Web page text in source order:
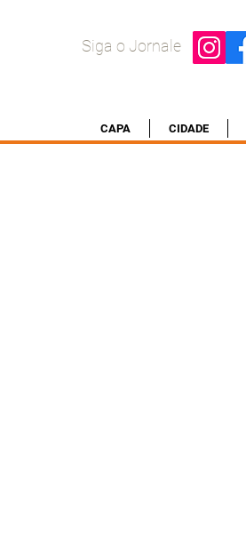
Siga o Jornale
CAPA CIDADE